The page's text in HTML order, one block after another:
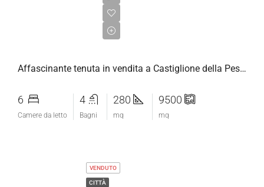
Affascinante tenuta in vendita a Castiglione della Pescaia
6
Camere da letto
4
Bagni
280
mq
9500
mq
VENDUTO
CITTÀ